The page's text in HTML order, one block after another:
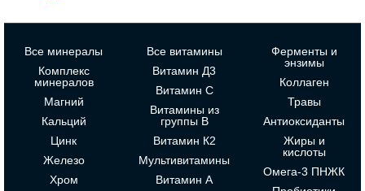
Все минералы
Комплекс
минералов
Магний
Кальций
Цинк
Железо
Хром
Все витамины
Витамин Д3
Витамин С
Витамины из
группы В
Витамин К2
Мультивитамины
Витамин А
Ферменты и
энзимы
Коллаген
Травы
Антиоксиданты
Жиры и
кислоты
Омега-3 ПНЖК